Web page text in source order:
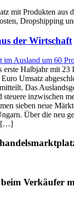
mit Produkten aus
Dropshipping
der Wirtschaft
im Ausland um 60
erste Halbjahr mit 23
Umsatz
Das
steuere inzwischen
sieben neue
Über die neu
[…]
beim Verkäufer